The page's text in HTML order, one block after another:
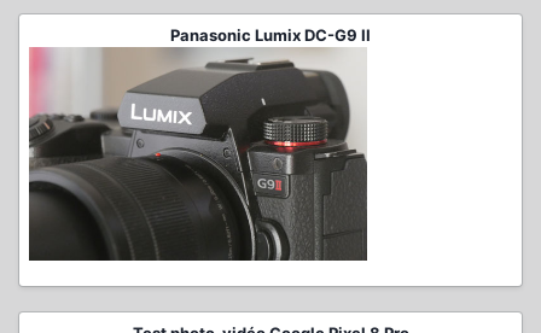
Panasonic Lumix DC-G9 II